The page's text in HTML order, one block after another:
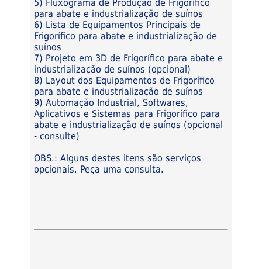
5) Fluxograma de Produção de Frigorífico
para abate e industrialização de suínos
6) Lista de Equipamentos Principais de
Frigorífico para abate e industrialização de
suínos
7) Projeto em 3D de Frigorífico para abate e
industrialização de suínos (opcional)
8) Layout dos Equipamentos de Frigorífico
para abate e industrialização de suínos
9) Automação Industrial, Softwares,
Aplicativos e Sistemas para Frigorífico para
abate e industrialização de suínos (opcional
- consulte)
OBS.: Alguns destes itens são serviços
opcionais. Peça uma consulta.